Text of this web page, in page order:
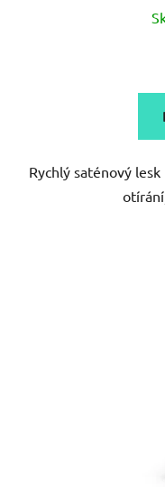
Rychlý saténový